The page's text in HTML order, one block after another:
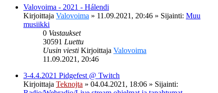
Valovoima - 2021 - Hálendi
Kirjoittaja Valovoima » 11.09.2021, 20:46 » Sijainti: Muu
musiikki
0 Vastaukset
30591 Luettu
Uusin viesti Kirjoittaja Valovoima
11.09.2021, 20:46
3-4.4.2021 Pidgefest @ Twitch
Kirjoittaja Teknojta » 04.04.2021, 18:06 » Sijainti: